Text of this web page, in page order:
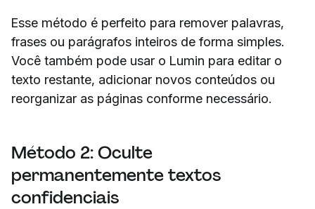
Esse método é perfeito para remover palavras,
frases ou parágrafos inteiros de forma simples.
Você também pode usar o Lumin para editar o
texto restante, adicionar novos conteúdos ou
reorganizar as páginas conforme necessário.
Método 2: Oculte
permanentemente textos
confidenciais